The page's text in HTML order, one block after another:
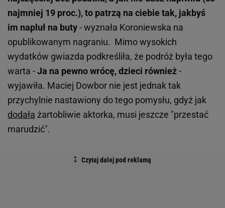
najmniej 19 proc.), to patrzą na ciebie tak, jakbyś
im napluł na buty- wyznała Koroniewska na
opublikowanym nagraniu. Mimo wysokich
wydatków gwiazda podkreśliła, że podróż była tego
warta -Ja na pewno wrócę, dzieci również-
wyjawiła. Maciej Dowbor nie jest jednak tak
przychylnie nastawiony do tego pomysłu, gdyż jak
dodała żartobliwie aktorka, musi jeszcze "przestać
marudzić".